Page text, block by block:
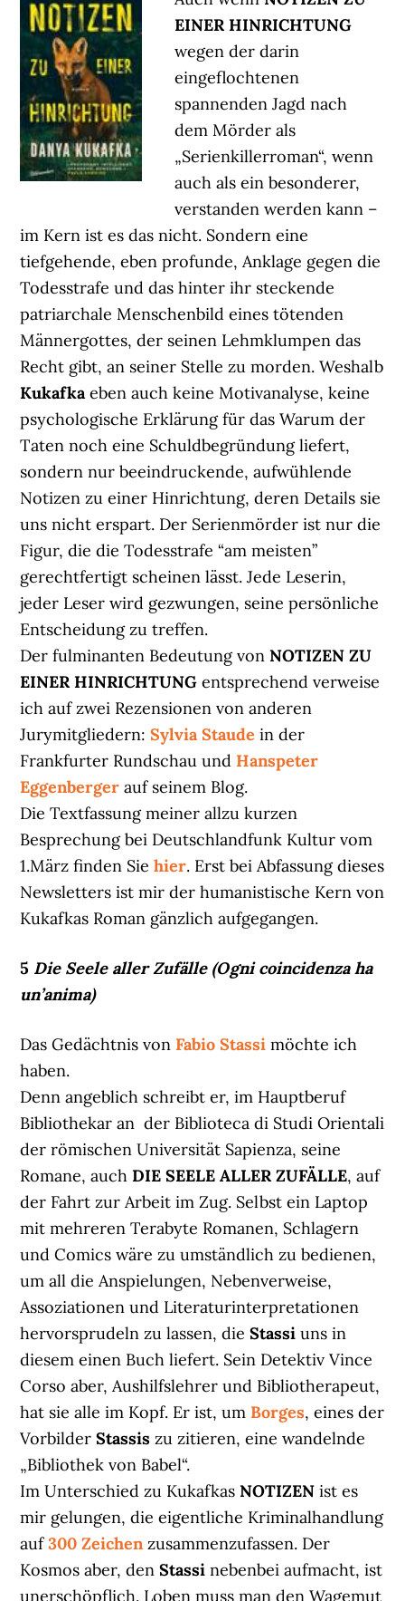
EINER HINRICHTUNG
wegen der darin
eingeflochtenen
spannenden Jagd nach
dem Mörder als
„Serienkillerroman“, wenn
auch als ein besonderer,
verstanden werden kann –
im Kern ist es das nicht. Sondern eine
tiefgehende, eben profunde, Anklage gegen die
Todesstrafe und das hinter ihr steckende
patriarchale Menschenbild eines tötenden
Männergottes, der seinen Lehmklumpen das
Recht gibt, an seiner Stelle zu morden. Weshalb
Kukafkaeben auch keine Motivanalyse, keine
psychologische Erklärung für das Warum der
Taten noch eine Schuldbegründung liefert,
sondern nur beeindruckende, aufwühlende
Notizen zu einer Hinrichtung, deren Details sie
uns nicht erspart. Der Serienmörder ist nur die
Figur, die die Todesstrafe “am meisten”
gerechtfertigt scheinen lässt. Jede Leserin,
jeder Leser wird gezwungen, seine persönliche
Entscheidung zu treffen.
Der fulminanten Bedeutung vonNOTIZEN ZU
EINER HINRICHTUNG entsprechend verweise
ich auf zwei Rezensionen von anderen
Jurymitgliedern:Sylvia Staude in der
Frankfurter Rundschau und Hanspeter
Eggenberger auf seinem Blog.
Die Textfassung meiner allzu kurzen
Besprechung bei Deutschlandfunk Kultur vom
1.März finden Siehier. Erst bei Abfassung dieses
Newsletters ist mir der humanistische Kern von
Kukafkas Roman gänzlich aufgegangen.
5 Die Seele aller Zufälle (Ogni coincidenza ha
un’anima)
Das Gedächtnis von Fabio Stassi möchte ich
haben.
Denn angeblich schreibt er, im Hauptberuf
Bibliothekar an der Biblioteca di Studi Orientali
der römischen Universität Sapienza, seine
Romane, auchDIE SEELE ALLER ZUFÄLLE, auf
der Fahrt zur Arbeit im Zug. Selbst ein Laptop
mit mehreren Terabyte Romanen, Schlagern
und Comics wäre zu umständlich zu bedienen,
um all die Anspielungen, Nebenverweise,
Assoziationen und Literaturinterpretationen
hervorsprudeln zu lassen, dieStassi uns in
diesem einen Buch liefert. Sein Detektiv Vince
Corso aber, Aushilfslehrer und Bibliotherapeut,
hat sie alle im Kopf. Er ist, um Borges, eines der
VorbilderStassis zu zitieren, eine wandelnde
„Bibliothek von Babel“.
Im Unterschied zu KukafkasNOTIZENist es
mir gelungen, die eigentliche Kriminalhandlung
auf300 Zeichenzusammenzufassen. Der
Kosmos aber, denStassinebenbei aufmacht, ist
unerschöpflich. Loben muss man den Wagemut